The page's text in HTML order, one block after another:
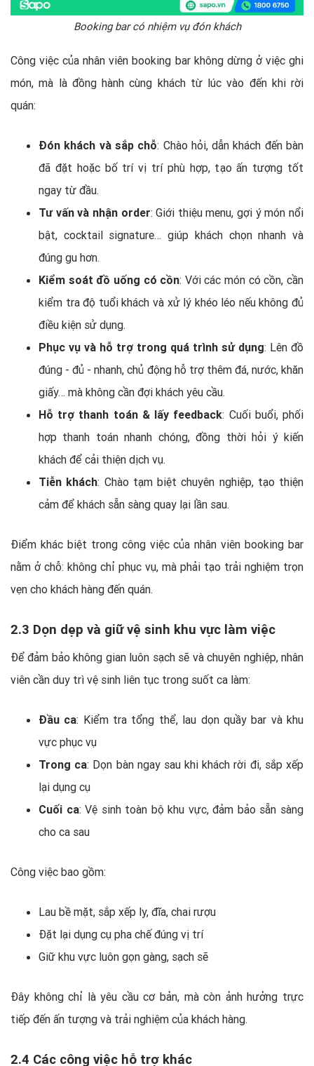
Booking bar có nhiệm vụ đón khách
Công việc của nhân viên booking bar không dừng ở việc ghi
món, mà là đồng hành cùng khách từ lúc vào đến khi rời
quán:
Đón khách và sắp chỗ: Chào hỏi, dẫn khách đến bàn
đã đặt hoặc bố trí vị trí phù hợp, tạo ấn tượng tốt
ngay từ đầu.
Tư vấn và nhận order: Giới thiệu menu, gợi ý món nổi
bật, cocktail signature… giúp khách chọn nhanh và
đúng gu hơn.
Kiểm soát đồ uống có cồn: Với các món có cồn, cần
kiểm tra độ tuổi khách và xử lý khéo léo nếu không đủ
điều kiện sử dụng.
Phục vụ và hỗ trợ trong quá trình sử dụng: Lên đồ
đúng - đủ - nhanh, chủ động hỗ trợ thêm đá, nước, khăn
giấy… mà không cần đợi khách yêu cầu.
Hỗ trợ thanh toán & lấy feedback: Cuối buổi, phối
hợp thanh toán nhanh chóng, đồng thời hỏi ý kiến
khách để cải thiện dịch vụ.
Tiễn khách: Chào tạm biệt chuyên nghiệp, tạo thiện
cảm để khách sẵn sàng quay lại lần sau.
Điểm khác biệt trong công việc của nhân viên booking bar
nằm ở chỗ: không chỉ phục vụ, mà phải tạo trải nghiệm trọn
vẹn cho khách hàng đến quán.
2.3 Dọn dẹp và giữ vệ sinh khu vực làm việc
Để đảm bảo không gian luôn sạch sẽ và chuyên nghiệp, nhân
viên cần duy trì vệ sinh liên tục trong suốt ca làm:
Đầu ca: Kiểm tra tổng thể, lau dọn quầy bar và khu
vực phục vụ
Trong ca: Dọn bàn ngay sau khi khách rời đi, sắp xếp
lại dụng cụ
Cuối ca: Vệ sinh toàn bộ khu vực, đảm bảo sẵn sàng
cho ca sau
Công việc bao gồm:
Lau bề mặt, sắp xếp ly, đĩa, chai rượu
Đặt lại dụng cụ pha chế đúng vị trí
Giữ khu vực luôn gọn gàng, sạch sẽ
Đây không chỉ là yêu cầu cơ bản, mà còn ảnh hưởng trực
tiếp đến ấn tượng và trải nghiệm của khách hàng.
2.4 Các công việc hỗ trợ khác